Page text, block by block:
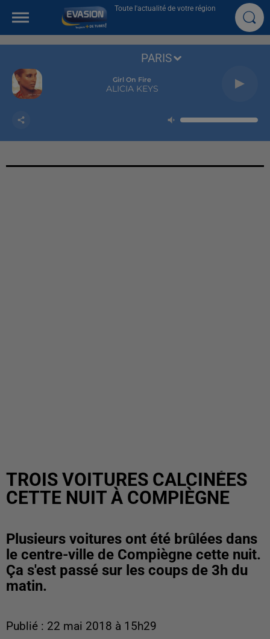
Toute l'actualité de votre région
Girl On Fire
ALICIA KEYS
PARIS
TROIS VOITURES CALCINÉES
CETTE NUIT À COMPIÈGNE
Plusieurs voitures ont été brûlées dans
le centre-ville de Compiègne cette nuit.
Ça s'est passé sur les coups de 3h du
matin.
Publié : 22 mai 2018 à 15h29